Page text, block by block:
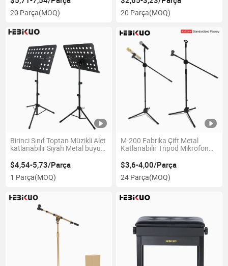
20 Parça(MOQ) 20 Parça(MOQ)
Birinci Sınıf Toptan Müzikli Alet
katlanabilir Siyah Metal büyük
$4,54-5,73/Parça
1 Parça(MOQ)
M-200 Fabrika Çift Metal
Katlanabilir Tripod Mikrofon
$3,6-4,00/Parça
24 Parça(MOQ)